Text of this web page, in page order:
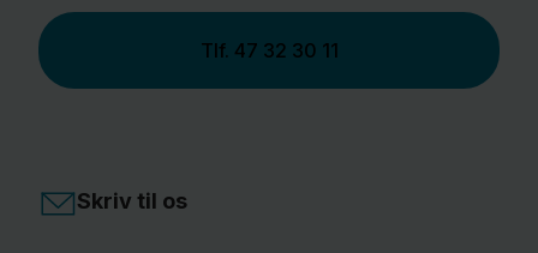
Tlf. 47 32 30 11
Skriv til os